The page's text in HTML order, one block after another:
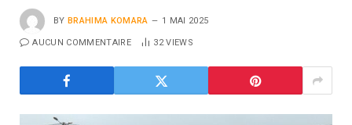
BY BRAHIMA KOMARA 1 MAI 2025
AUCUN COMMENTAIRE 32VIEWS